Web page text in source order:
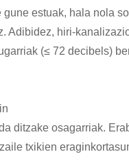
estuak, hala nola
hiri-
(≤ 72 decibels)
ditzake osagarriak.
txikien